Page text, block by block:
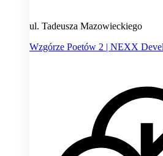
ul. Tadeusza Mazowieckiego
Wzgórze Poetów 2 | NEXX